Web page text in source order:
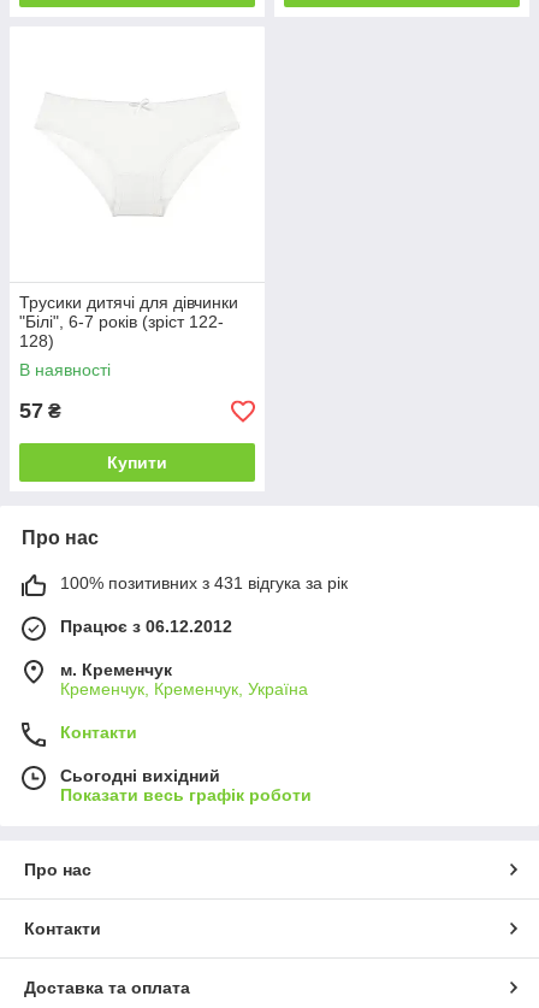
Трусики дитячі для дівчинки
"Білі", 6-7 років (зріст 122-
128)
В наявності
57 ₴
Купити
Про нас
100% позитивних з 431 відгука за рік
Працює з 06.12.2012
м. Кременчук
Кременчук, Кременчук, Україна
Контакти
Сьогодні вихідний
Показати весь графік роботи
Про нас
Контакти
Доставка та оплата